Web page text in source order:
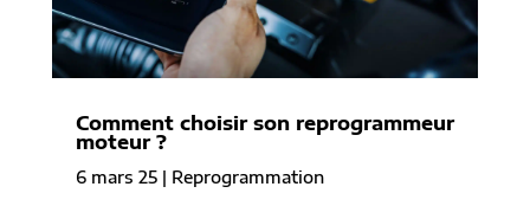
Comment choisir son reprogrammeur
moteur ?
6 mars 25| Reprogrammation